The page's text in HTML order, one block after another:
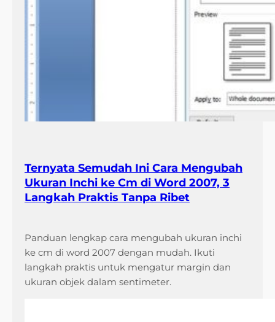
Ternyata Semudah Ini Cara Mengubah
Ukuran Inchi ke Cm di Word 2007, 3
Langkah Praktis Tanpa Ribet
Panduan lengkap cara mengubah ukuran inchi
ke cm di word 2007 dengan mudah. Ikuti
langkah praktis untuk mengatur margin dan
ukuran objek dalam sentimeter.